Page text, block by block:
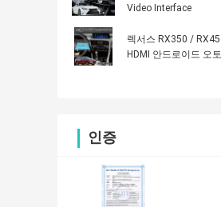
Video Interface
렉서스 RX350 /
HDMI 안드로이드 오
인증